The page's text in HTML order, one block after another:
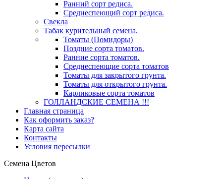
Ранний сорт редиса.
Среднеспеющий сорт редиса.
Свекла
Табак курительный семена.
Томаты (Помидоры)
Поздние сорта томатов.
Ранние сорта томатов.
Среднеспеющие сорта томатов
Томаты для закрытого грунта.
Томаты для открытого грунта.
Карликовые сорта томатов
ГОЛЛАНДСКИЕ СЕМЕНА !!!
Главная страница
Как оформить заказ?
Карта сайта
Контакты
Условия пересылки
Семена Цветов